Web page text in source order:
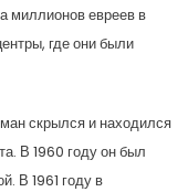
миллионов евреев в
где они были
скрылся и находился
В 1960 году он был
В 1961 году в